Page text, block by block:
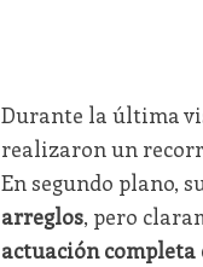
Durante la última
realizaron un
En segundo plano,
arreglos, pero
actuación